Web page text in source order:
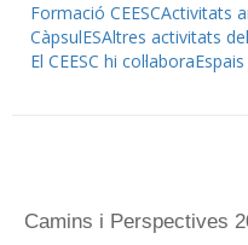
Formació CEESCActivitats
CàpsulESAltres activitats del
El CEESC hi col·labora
Camins i Perspectives